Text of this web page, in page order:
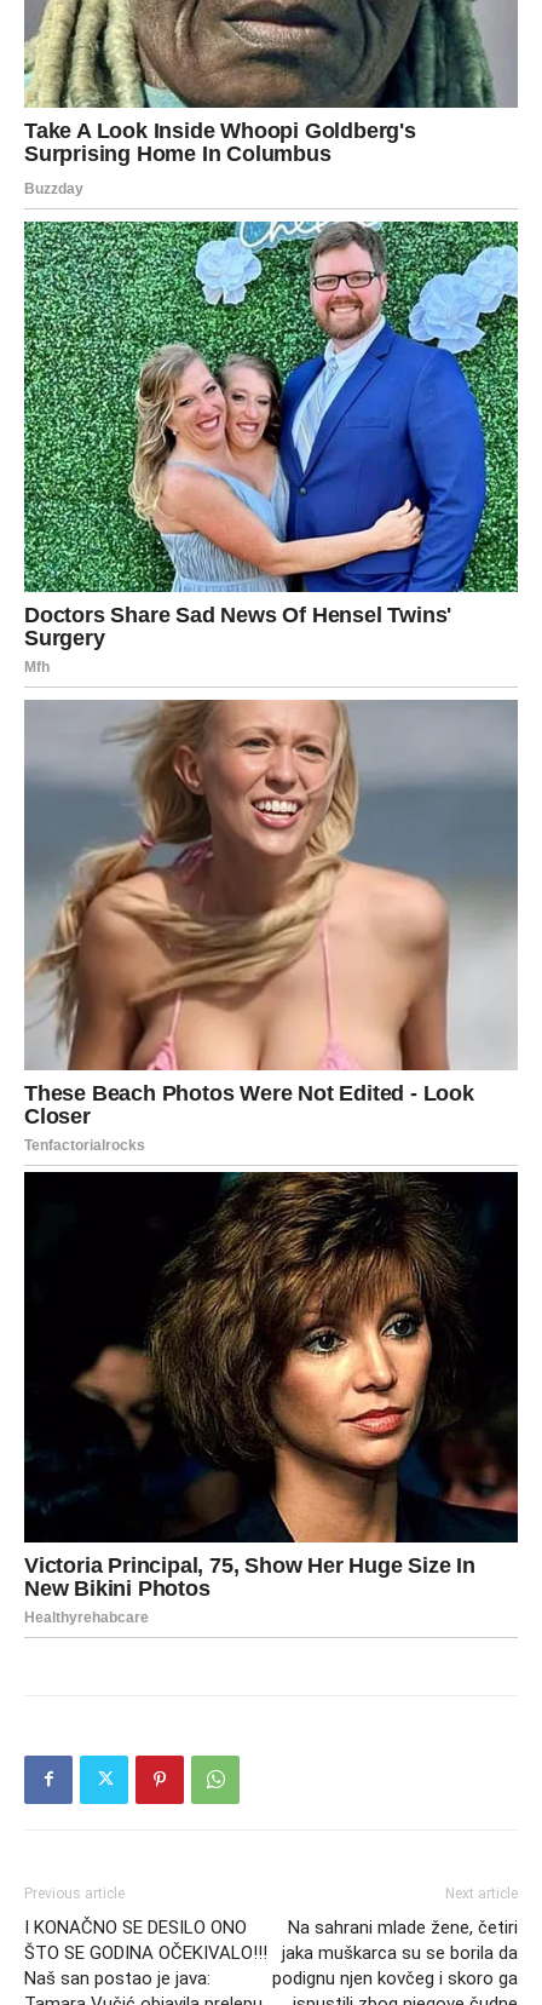
Previous article
I KONAČNO SE DESILO ONO
ŠTO SE GODINA OČEKIVALO!!!
Naš san postao je java:
Next article
Na sahrani mlade žene, četiri
jaka muškarca su se borila da
podignu njen kovčeg i skoro ga